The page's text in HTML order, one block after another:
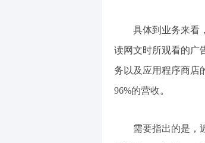
具体到业务来看
读网文时所观看的广
务以及应用程序商店
96%的营收。
需要指出的是，